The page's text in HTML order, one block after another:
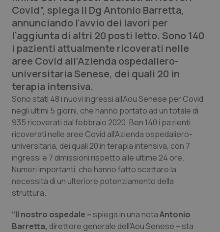
Professionisti Sanitari.AI
Abruzzo
Basilicata
Calabria
Campania
Emilia-Romagna
Friuli Venezia Giulia
Lazio
Liguria
QS Pro Gold
Artrite & artrosi
Asma & BPCO
Car-T
Colesterolo & coronaropatie
Dermatite Atopica
Diabete & glucometri
Disturbi dell’umore
QS Club Newsletter
Covid”, spiega il Dg Antonio Barretta,
annunciando l'avvio dei lavori per
l’aggiunta di altri 20 posti letto. Sono 140
i pazienti attualmente ricoverati nelle
aree Covid all’Azienda ospedaliero-
universitaria Senese, dei quali 20 in
terapia intensiva.
Sono stati 48 i nuovi ingressi all’Aou Senese per Covid
negli ultimi 5 giorni, che hanno portato ad un totale di
935 ricoverati dal febbraio 2020. Ben 140 i pazienti
ricoverati nelle aree Covid all’Azienda ospedaliero-
universitaria, dei quali 20 in terapia intensiva, con 7
ingressi e 7 dimissioni rispetto alle ultime 24 ore.
Numeri importanti, che hanno fatto scattare la
necessità di un ulteriore potenziamento della
struttura.
“Il nostro ospedale – spiega in una notaAntonio
Barretta, direttore generale dell’Aou Senese – sta